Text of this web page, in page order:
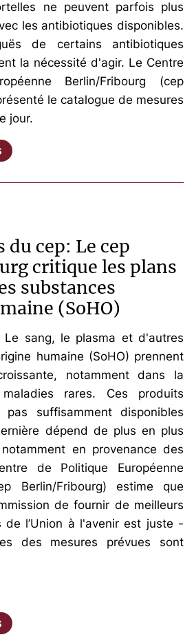
ne peuvent parfois plus
les antibiotiques disponibles.
de certains antibiotiques
la nécessité d'agir. Le Centre
Berlin/Fribourg (cep
le catalogue de mesures
jour.
du cep: Le cep
critique les plans
substances
(SoHO)
Le sang, le plasma et d'autres
humaine (SoHO) prennent
notamment dans la
rares. Ces produits
suffisamment disponibles
dépend de plus en plus
en provenance des
de Politique Européenne
Berlin/Fribourg) estime que
de fournir de meilleurs
de l’Union à l'avenir est juste -
des mesures prévues sont